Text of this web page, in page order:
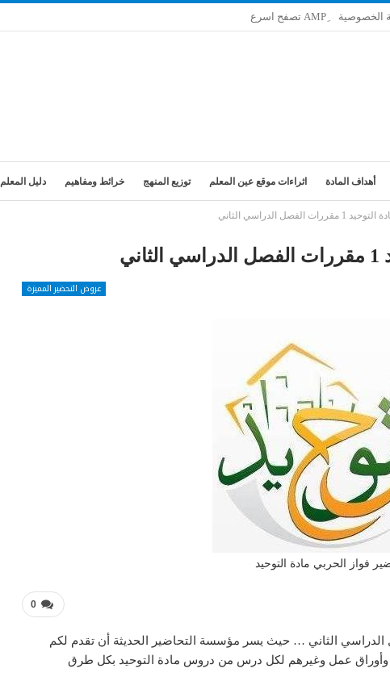
الخصوصية
أهداف المادة اثراءات موقع عين المعلم توزيع المنهج خرائط ومفاهيم دليل المعلم
الدراسي الثاني
عروض التحضير المميزة
فواز الحربي مادة التوحيد
0
التوحيد 1 مقررات الفصل الدراسي الثاني … حيث يسر مؤسسة التحاضير الحديثة أن تقدم لكم
عمل وغيرهم لكل درس من دروس مادة التوحيد بكل طرق